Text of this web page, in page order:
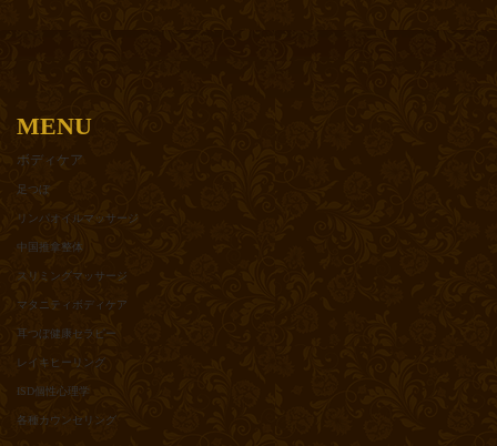
MENU
ボディケア
足つぼ
リンパオイルマッサージ
中国推拿整体
スリミングマッサージ
マタニティボディケア
耳つぼ健康セラピー
レイキヒーリング
ISD個性心理学
各種カウンセリング